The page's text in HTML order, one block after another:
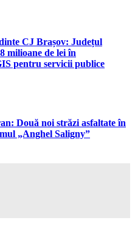
CJ Brașov: Județul
milioane de lei în
pentru servicii publice
Două noi străzi asfaltate în
„Anghel Saligny”